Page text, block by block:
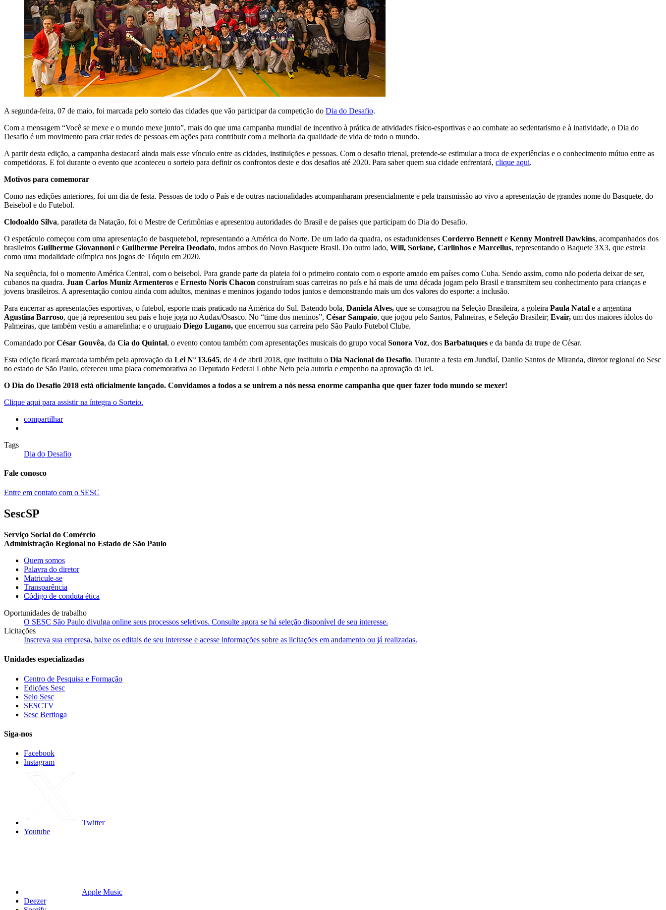
A segunda-feira, 07 de maio, foi marcada pelo sorteio das cidades que vão participar da competição do Dia do Desafio.
Com a mensagem “Você se mexe e o mundo mexe junto”, mais do que uma campanha mundial de incentivo à prática de atividades físico-esportivas e ao combate ao sedentarismo e à inatividade, o Dia do
Desafio é um movimento para criar redes de pessoas em ações para contribuir com a melhoria da qualidade de vida de todo o mundo.
A partir desta edição, a campanha destacará ainda mais esse vínculo entre as cidades, instituições e pessoas. Com o desafio trienal, pretende-se estimular a troca de experiências e o conhecimento mútuo entre as
competidoras. E foi durante o evento que aconteceu o sorteio para definir os confrontos deste e dos desafios até 2020. Para saber quem sua cidade enfrentará, clique aqui.
Motivos para comemorar
Como nas edições anteriores, foi um dia de festa. Pessoas de todo o País e de outras nacionalidades acompanharam presencialmente e pela transmissão ao vivo a apresentação de grandes nome do Basquete, do
Beisebol e do Futebol.
Clodoaldo Silva, paratleta da Natação, foi o Mestre de Cerimônias e apresentou autoridades do Brasil e de países que participam do Dia do Desafio.
O espetáculo começou com uma apresentação de basquetebol, representando a América do Norte. De um lado da quadra, os estadunidenses Corderro Bennett e Kenny Montrell Dawkins, acompanhados dos
brasileiros Guilherme Giovannoni e Guilherme Pereira Deodato, todos ambos do Novo Basquete Brasil. Do outro lado, Will, Soriane, Carlinhos e Marcellus, representando o Baquete 3X3, que estreia
como uma modalidade olímpica nos jogos de Tóquio em 2020.
Na sequência, foi o momento América Central, com o beisebol. Para grande parte da plateia foi o primeiro contato com o esporte amado em países como Cuba. Sendo assim, como não poderia deixar de ser,
cubanos na quadra. Juan Carlos Muniz Armenteros e Ernesto Noris Chacon construíram suas carreiras no país e há mais de uma década jogam pelo Brasil e transmitem seu conhecimento para crianças e
jovens brasileiros. A apresentação contou ainda com adultos, meninas e meninos jogando todos juntos e demonstrando mais um dos valores do esporte: a inclusão.
Para encerrar as apresentações esportivas, o futebol, esporte mais praticado na América do Sul. Batendo bola, Daniela Alves, que se consagrou na Seleção Brasileira, a goleira Paula Natal e a argentina
Agustina Barroso, que já representou seu país e hoje joga no Audax/Osasco. No “time dos meninos”, César Sampaio, que jogou pelo Santos, Palmeiras, e Seleção Brasileir; Evair, um dos maiores ídolos do
Palmeiras, que também vestiu a amarelinha; e o uruguaio Diego Lugano, que encerrou sua carreira pelo São Paulo Futebol Clube.
Comandado porCésar Gouvêa, da Cia do Quintal, o evento contou também com apresentações musicais do grupo vocal Sonora Voz, dos Barbatuques e da banda da trupe de César.
Esta edição ficará marcada também pela aprovação da Lei Nº 13.645, de 4 de abril 2018, que instituiu o Dia Nacional do Desafio. Durante a festa em Jundiaí, Danilo Santos de Miranda, diretor regional do Sesc
no estado de São Paulo, ofereceu uma placa comemorativa ao Deputado Federal Lobbe Neto pela autoria e empenho na aprovação da lei.
O Dia do Desafio 2018 está oficialmente lançado. Convidamos a todos a se unirem a nós nessa enorme campanha que quer fazer todo mundo se mexer!
Clique aqui para assistir na íntegra o Sorteio.
compartilhar
Tags
Dia do Desafio
Fale conosco
Entre em contato com o SESC
SescSP
Serviço Social do Comércio
Administração Regional no Estado de São Paulo
Quem somos
Palavra do diretor
Matricule-se
Transparência
Código de conduta ética
Oportunidades de trabalho
O SESC São Paulo divulga online seus processos seletivos. Consulte agora se há seleção disponível de seu interesse.
Licitações
Inscreva sua empresa, baixe os editais de seu interesse e acesse informações sobre as licitações em andamento ou já realizadas.
Unidades especializadas
Centro de Pesquisa e Formação
Edições Sesc
Selo Sesc
SESCTV
Sesc Bertioga
Siga-nos
Facebook
Instagram
Twitter
Youtube
Apple Music
Deezer